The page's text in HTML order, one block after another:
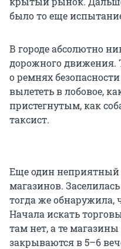
было то еще
В городе абсолютно
дорожного движения.
о ремнях
вылететь в лобовое,
пристегнутым, как
таксист.
Еще один неприятный
магазинов.
тогда же обнаружила,
Начала искать
там нет, а те
закрываются в 5–6